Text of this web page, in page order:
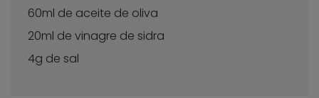
60ml de aceite de oliva
20ml de vinagre de sidra
4g de sal